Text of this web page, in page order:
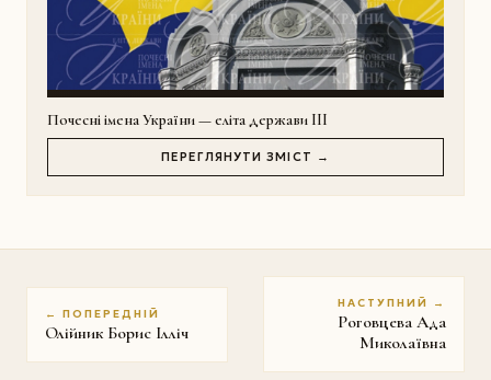
Почесні імена України — еліта держави III
ПЕРЕГЛЯНУТИ ЗМІСТ →
← ПОПЕРЕДНІЙ
Олійник Борис Ілліч
НАСТУПНИЙ →
Роговцева Ада
Миколаївна